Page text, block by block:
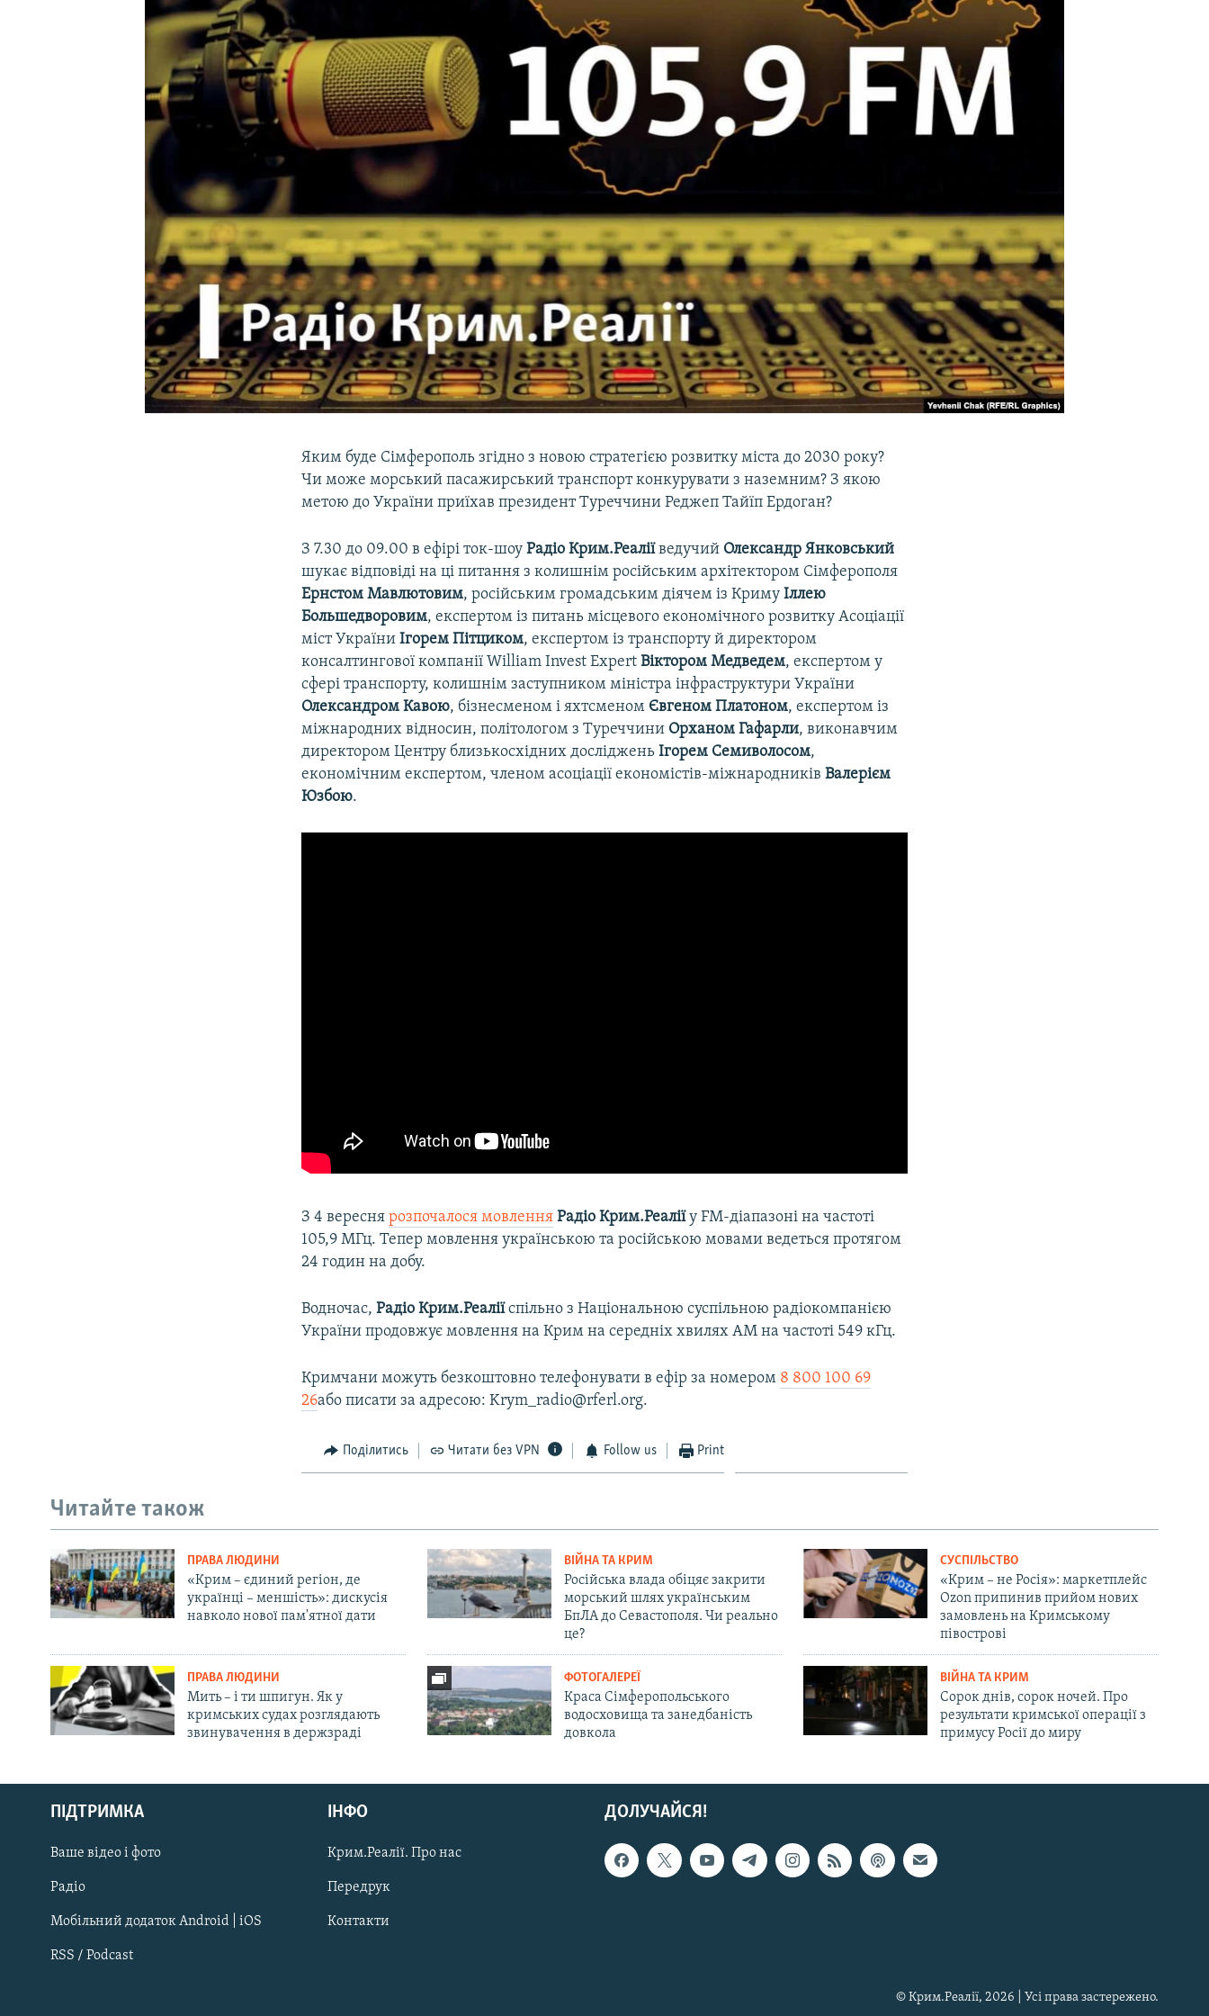
УКРАЇНСЬКА ПРОБЛЕМА КРИМУ
Русский
Qırımtatar
ДОЛУЧАЙСЯ!
Яким буде Сімферополь згідно з новою стратегією розвитку міста до 2030 року?
Чи може морський пасажирський транспорт конкурувати з наземним? З якою
метою до України приїхав президент Туреччини Реджеп Тайїп Ердоган?
З 7.30 до 09.00 в ефірі ток-шоуРадіо Крим.Реаліїведучий Олександр Янковський
шукає відповіді на ці питання з колишнім російським архітектором Сімферополя
Ернстом Мавлютовим, російським громадським діячем із Криму Іллею
Большедворовим, експертом із питань місцевого економічного розвитку Асоціації
міст України Ігорем Пітциком, експертом із транспорту й директором
консалтингової компанії William Invest ExpertВіктором Медведем, експертом у
сфері транспорту, колишнім заступником міністра інфраструктури України
Олександром Кавою, бізнесменом і яхтсменом Євгеном Платоном,​ експертом із
міжнародних відносин, політологом з Туреччини Орханом Гафарли, виконавчим
директором Центру близькосхідних дослідженьІгорем Семиволосом,
економічним експертом, членом асоціації економістів-міжнародниківВалерієм
Юзбою.
З 4 вересняpозпочалося мовлення Радіо Крим.Реаліїу FM-діапазоні на частоті
105,9 МГц. Тепер мовлення українською та російською мовами ведеться протягом
24 годин на добу.
Водночас,Радіо Крим.Реаліїспільно з Національною суспільною радіокомпанією
України продовжує мовлення на Крим на середніх хвилях АМ на частоті 549 кГц.
Кримчани можуть безкоштовно телефонувати в ефір за номером 8 800 100 69
26або писати за адресою: Krym_radio@rferl.org.
Поділитись Читати без VPN Follow us Print
Читайте також
ПРАВА ЛЮДИНИ
«Крим – єдиний регіон, де
українці – меншість»: дискусія
навколо нової пам'ятної дати
ВІЙНА ТА КРИМ
Російська влада обіцяє закрити
морський шлях українським
БпЛА до Севастополя. Чи реально
це?
СУСПІЛЬСТВО
«Крим – не Росія»: маркетплейс
Ozon припинив прийом нових
замовлень на Кримському
півострові
ПРАВА ЛЮДИНИ
Мить – і ти шпигун. Як у
кримських судах розглядають
звинувачення в держзраді
ФОТОГАЛЕРЕЇ
Краса Сімферопольського
водосховища та занедбаність
довкола
ВІЙНА ТА КРИМ
Сорок днів, сорок ночей. Про
результати кримської операції з
примусу Росії до миру
ДОЛУЧАЙСЯ!
ПІДТРИМКА
Ваше відео і фото
Радіо
Мобільний додаток Android | iOS
RSS / Podcast
ІНФО
Крим.Реалії. Про нас
Передрук
Контакти
© Крим.Реалії, 2026 | Усі права застережено.